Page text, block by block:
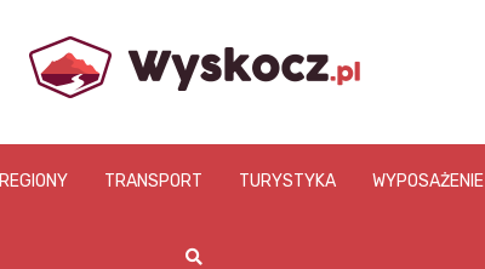
www.wyskocz.pl
REGIONY TRANSPORT TURYSTYKA WYPOSAŻENIE